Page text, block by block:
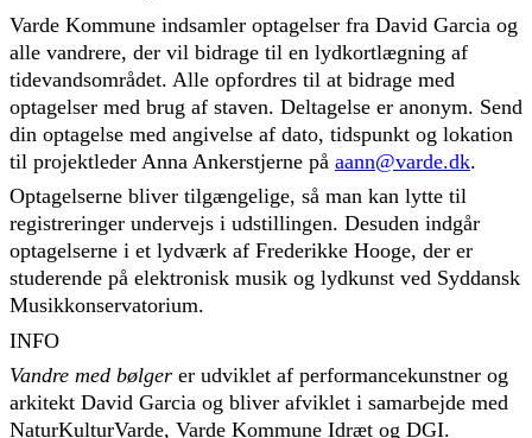
Varde Kommune indsamler optagelser fra David Garcia og
alle vandrere, der vil bidrage til en lydkortlægning af
tidevandsområdet. Alle opfordres til at bidrage med
optagelser med brug af staven. Deltagelse er anonym. Send
din optagelse med angivelse af dato, tidspunkt og lokation
til projektleder Anna Ankerstjerne på aann@varde.dk.
Optagelserne bliver tilgængelige, så man kan lytte til
registreringer undervejs i udstillingen. Desuden indgår
optagelserne i et lydværk af Frederikke Hooge, der er
studerende på elektronisk musik og lydkunst ved Syddansk
Musikkonservatorium.
INFO
Vandre med bølger er udviklet af performancekunstner og
arkitekt David Garcia og bliver afviklet i samarbejde med
NaturKulturVarde, Varde Kommune Idræt og DGI.